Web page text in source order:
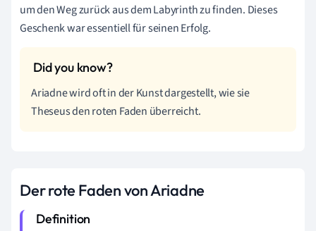
um den Weg zurück aus dem Labyrinth zu finden. Dieses
Geschenk war essentiell für seinen Erfolg.
Ariadne wird oft in der Kunst dargestellt, wie sie
Theseus den roten Faden überreicht.
Der rote Faden von Ariadne